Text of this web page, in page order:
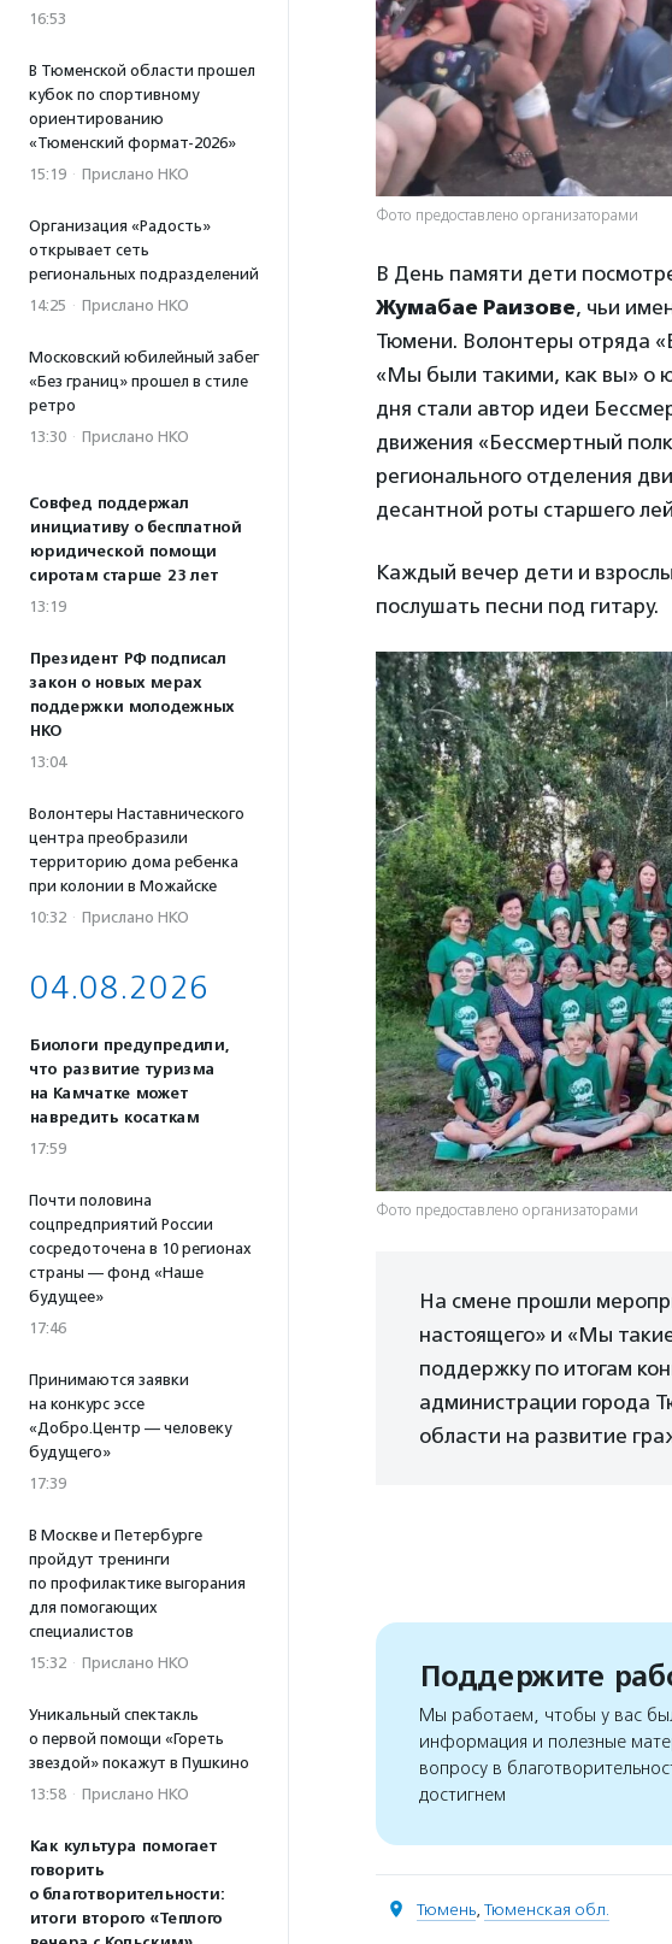
16:53
В Тюменской области прошел
кубок по спортивному
ориентированию
«Тюменский формат-2026»
15:19 · Прислано НКО
Организация «Радость»
открывает сеть
региональных подразделений
14:25 · Прислано НКО
Московский юбилейный забег
«Без границ» прошел в стиле
ретро
13:30 · Прислано НКО
Совфед поддержал
инициативу о бесплатной
юридической помощи
сиротам старше 23 лет
13:19
Президент РФ подписал
закон о новых мерах
поддержки молодежных
НКО
13:04
Волонтеры Наставнического
центра преобразили
территорию дома ребенка
при колонии в Можайске
10:32 · Прислано НКО
04.08.2026
Биологи предупредили,
что развитие туризма
на Камчатке может
навредить косаткам
17:59
Почти половина
соцпредприятий России
сосредоточена в 10 регионах
страны — фонд «Наше
будущее»
17:46
Принимаются заявки
на конкурс эссе
«Добро.Центр — человеку
будущего»
17:39
В Москве и Петербурге
пройдут тренинги
по профилактике выгорания
для помогающих
специалистов
15:32 · Прислано НКО
Уникальный спектакль
о первой помощи «Гореть
звездой» покажут в Пушкино
13:58 · Прислано НКО
Как культура помогает
говорить
о благотворительности:
итоги второго «Теплого
Фото предоставлено организаторами
В День памяти дети
Жумабае Раизове, чьи
Тюмени. Волонтеры отряда
«Мы были такими, как вы» о
дня стали автор идеи
движения «Бессмертный
регионального отделения
десантной роты старшего
Каждый вечер дети и
послушать песни под гитару.
Фото предоставлено организаторами
На смене прошли
настоящего» и «Мы
поддержку по итогам
администрации города
области на развитие
Поддержите
Мы работаем, чтобы у вас
информация и полезные
вопросу в
достигнем
Тюмень, Тюменская обл.